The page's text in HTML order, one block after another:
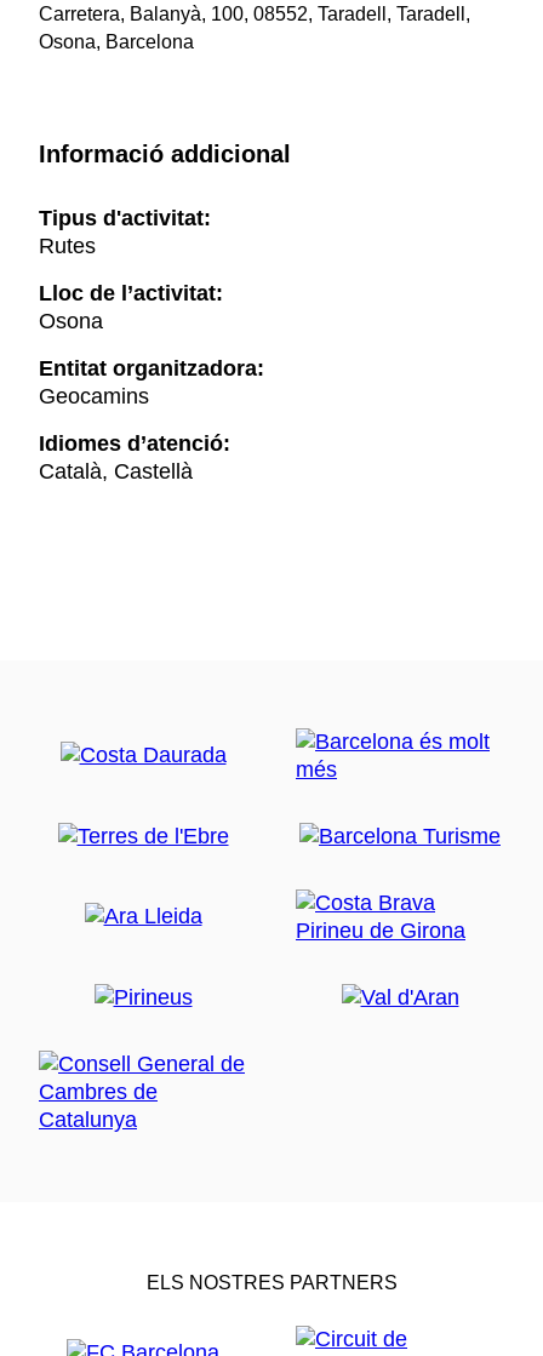
Carretera, Balanyà, 100, 08552, Taradell, Taradell,
Osona, Barcelona
Informació addicional
Tipus d'activitat:
Rutes
Lloc de l’activitat:
Osona
Entitat organitzadora:
Geocamins
Idiomes d’atenció:
Català, Castellà
ELS NOSTRES PARTNERS